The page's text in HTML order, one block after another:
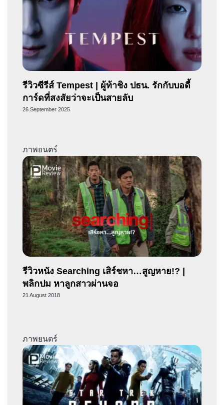
รีวิวซีรีส์ Tempest | ผู้ท้าชิง ปธน. รักกับบอดี้
การ์ดที่สงสัยว่าจะเป็นสายลับ
26 September 2025
ภาพยนตร์
รีวิวหนัง Searching เสิร์ชหา…สูญหาย!? |
พลิกปม หาลูกสาวผ่านจอ
21 August 2018
ภาพยนตร์